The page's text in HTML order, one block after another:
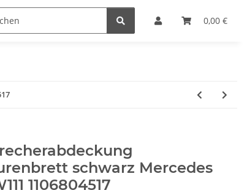
0,00 €
schwarz Mercedes
1106804517